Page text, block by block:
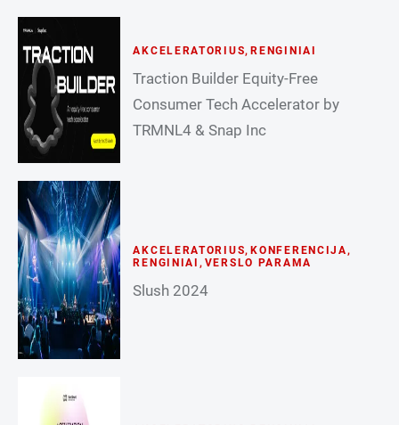
AKCELERATORIUS, RENGINIAI
Traction Builder Equity-Free
Consumer Tech Accelerator by
TRMNL4 & Snap Inc
AKCELERATORIUS, KONFERENCIJA,
RENGINIAI , VERSLO PARAMA
Slush 2024